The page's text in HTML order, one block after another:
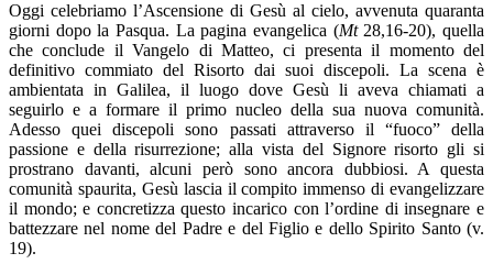
Oggi celebriamo l’Ascensione di Gesù al cielo, avvenuta quaranta
giorni dopo la Pasqua. La pagina evangelica (Mt28,16-20), quella
che conclude il Vangelo di Matteo, ci presenta il momento del
definitivo commiato del Risorto dai suoi discepoli. La scena è
ambientata in Galilea, il luogo dove Gesù li aveva chiamati a
seguirlo e a formare il primo nucleo della sua nuova comunità.
Adesso quei discepoli sono passati attraverso il “fuoco” della
passione e della risurrezione; alla vista del Signore risorto gli si
prostrano davanti, alcuni però sono ancora dubbiosi. A questa
comunità spaurita, Gesù lascia il compito immenso di evangelizzare
il mondo; e concretizza questo incarico con l’ordine di insegnare e
battezzare nel nome del Padre e del Figlio e dello Spirito Santo (v.
19).